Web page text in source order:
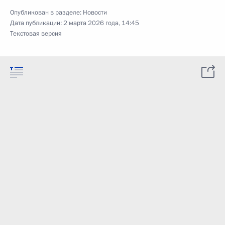
Опубликован в разделе: Новости
Дата публикации:2 марта 2026 года, 14:45
Текстовая версия